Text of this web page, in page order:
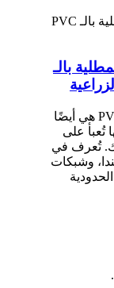
بالـ
شبكة أسلاك اللحام المطلية بالـ PVC هي أيضًا
تُعبأ على
تُعرف في
وشبكات